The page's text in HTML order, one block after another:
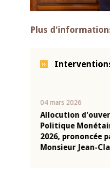
Plus
04 mars 2026
Allocution
Politique
2026, prononcée
Monsieur Jean-